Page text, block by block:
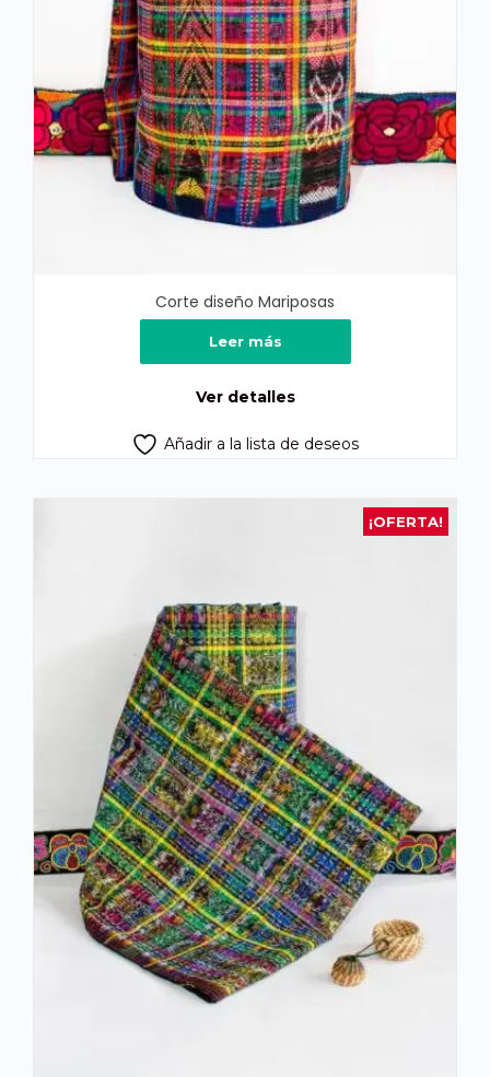
Corte diseño Mariposas
Leer más
Ver detalles
Añadir a la lista de deseos
¡OFERTA!